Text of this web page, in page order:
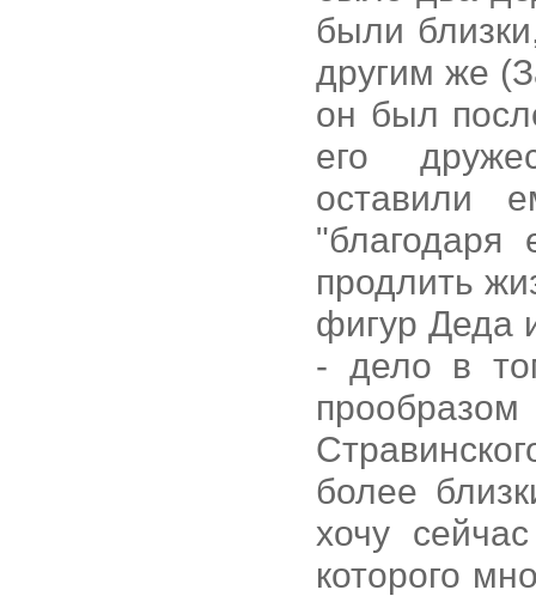
были
другим же
он был
его
оставили
"благодаря
продлить
фигур Деда
- дело в
более
хочу
которого